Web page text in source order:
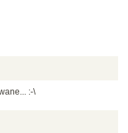
:-\